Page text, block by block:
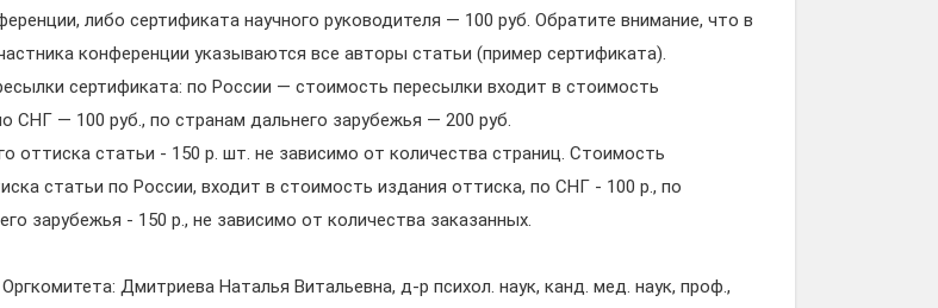
либо сертификата научного руководителя — 100 руб. Обратите внимание, что в
конференции указываются все авторы статьи (пример сертификата).
сертификата: по России — стоимость пересылки входит в стоимость
СНГ — 100 руб., по странам дальнего зарубежья — 200 руб.
оттиска статьи - 150 р. шт. не зависимо от количества страниц. Стоимость
статьи по России, входит в стоимость издания оттиска, по СНГ - 100 р., по
зарубежья - 150 р., не зависимо от количества заказанных.
Дмитриева Наталья Витальевна, д-р психол. наук, канд. мед. наук, проф.,